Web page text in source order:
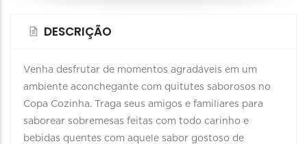
DESCRIÇÃO
Venha desfrutar de momentos agradáveis em um
ambiente aconchegante com quitutes saborosos no
Copa Cozinha. Traga seus amigos e familiares para
saborear sobremesas feitas com todo carinho e
bebidas quentes com aquele sabor gostoso de